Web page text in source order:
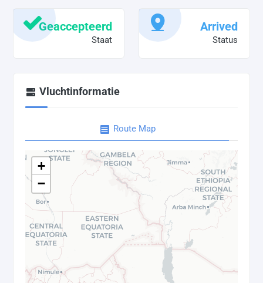
Geaccepteerd
Staat
Arrived
Status
Vluchtinformatie
Route Map
+
−